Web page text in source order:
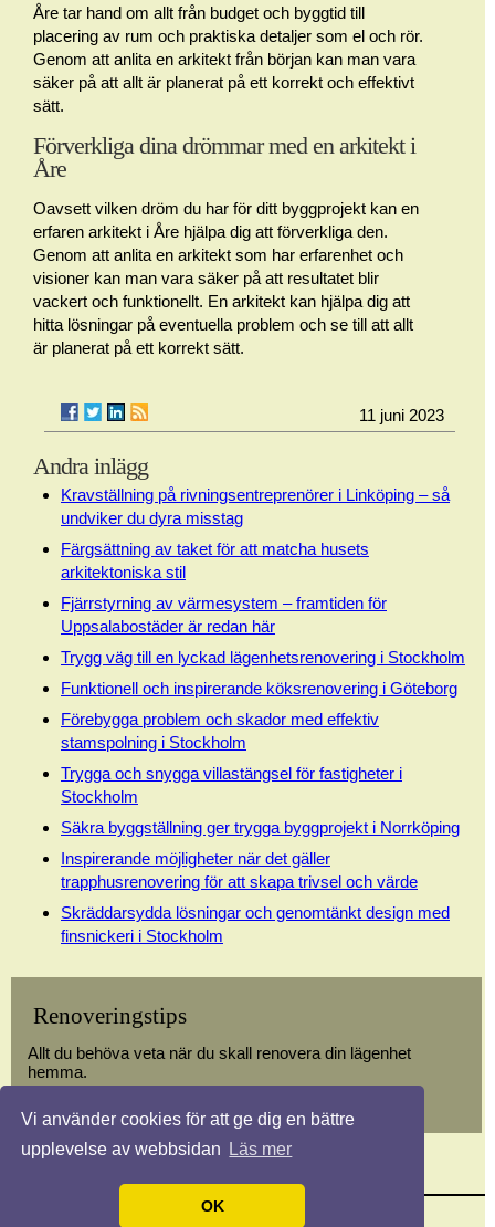
Vi använder cookies för att ge dig en bättre
upplevelse av webbsidan
Läs mer
OK
Åre tar hand om allt från budget och byggtid till
placering av rum och praktiska detaljer som el och rör.
Genom att anlita en arkitekt från början kan man vara
säker på att allt är planerat på ett korrekt och effektivt
sätt.
Förverkliga dina drömmar med en arkitekt i
Åre
Oavsett vilken dröm du har för ditt byggprojekt kan en
erfaren arkitekt i Åre hjälpa dig att förverkliga den.
Genom att anlita en arkitekt som har erfarenhet och
visioner kan man vara säker på att resultatet blir
vackert och funktionellt. En arkitekt kan hjälpa dig att
hitta lösningar på eventuella problem och se till att allt
är planerat på ett korrekt sätt.
11 juni 2023
Andra inlägg
Kravställning på rivningsentreprenörer i Linköping – så
undviker du dyra misstag
Färgsättning av taket för att matcha husets
arkitektoniska stil
Fjärrstyrning av värmesystem – framtiden för
Uppsalabostäder är redan här
Trygg väg till en lyckad lägenhetsrenovering i Stockholm
Funktionell och inspirerande köksrenovering i Göteborg
Förebygga problem och skador med effektiv
stamspolning i Stockholm
Trygga och snygga villastängsel för fastigheter i
Stockholm
Säkra byggställning ger trygga byggprojekt i Norrköping
Inspirerande möjligheter när det gäller
trapphusrenovering för att skapa trivsel och värde
Skräddarsydda lösningar och genomtänkt design med
finsnickeri i Stockholm
Renoveringstips
Allt du behöva veta när du skall renovera din lägenhet
hemma.